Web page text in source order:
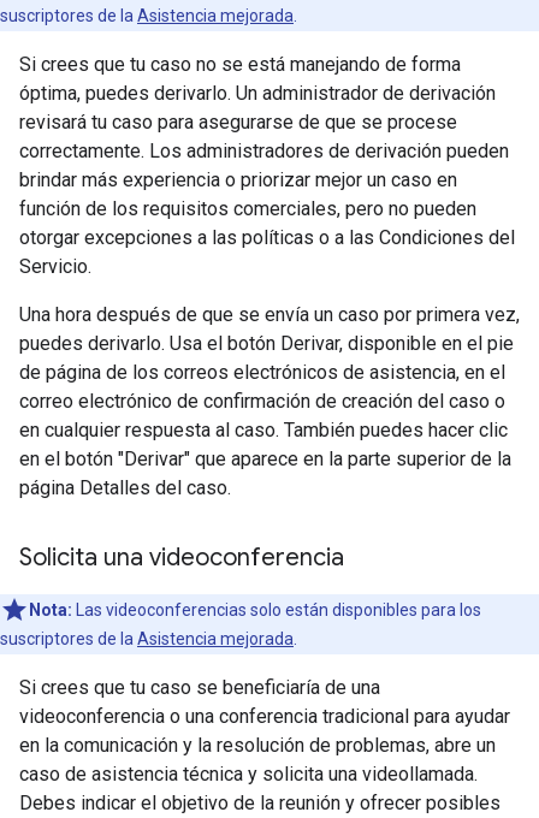
suscriptores de la Asistencia mejorada
Si crees que tu caso no se está manejando de forma
óptima, puedes derivarlo. Un administrador de derivación
revisará tu caso para asegurarse de que se procese
correctamente. Los administradores de derivación pueden
brindar más experiencia o priorizar mejor un caso en
función de los requisitos comerciales, pero no pueden
otorgar excepciones a las políticas o a las Condiciones del
Servicio.
Una hora después de que se envía un caso por primera vez,
puedes derivarlo. Usa el botón Derivar, disponible en el pie
de página de los correos electrónicos de asistencia, en el
correo electrónico de confirmación de creación del caso o
en cualquier respuesta al caso. También puedes hacer clic
en el botón "Derivar" que aparece en la parte superior de la
página Detalles del caso.
Solicita una videoconferencia
Nota: Las videoconferencias solo están disponibles para los
suscriptores de la Asistencia mejorada
Si crees que tu caso se beneficiaría de una
videoconferencia o una conferencia tradicional para ayudar
en la comunicación y la resolución de problemas, abre un
caso de asistencia técnica y solicita una videollamada.
Debes indicar el objetivo de la reunión y ofrecer posibles